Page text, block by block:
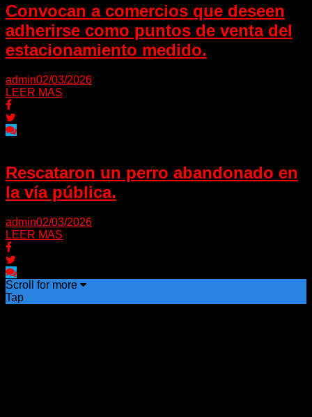
Convocan a comercios que deseen
adherirse como puntos de venta del
estacionamiento medido.
admin02/03/2026
LEER MAS
Rescataron un perro abandonado en
la vía pública.
admin02/03/2026
LEER MAS
Scroll for more
Tap